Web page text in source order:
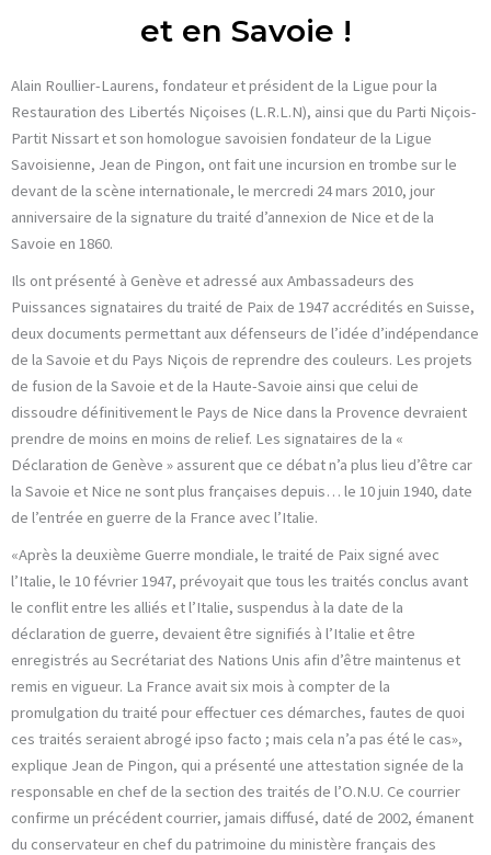
et en Savoie !
Alain Roullier-Laurens, fondateur et président de la Ligue pour la
Restauration des Libertés Niçoises (L.R.L.N), ainsi que du Parti Niçois-
Partit Nissart et son homologue savoisien fondateur de la Ligue
Savoisienne, Jean de Pingon, ont fait une incursion en trombe sur le
devant de la scène internationale, le mercredi 24 mars 2010, jour
anniversaire de la signature du traité d’annexion de Nice et de la
Savoie en 1860.
Ils ont présenté à Genève et adressé aux Ambassadeurs des
Puissances signataires du traité de Paix de 1947 accrédités en Suisse,
deux documents permettant aux défenseurs de l’idée d’indépendance
de la Savoie et du Pays Niçois de reprendre des couleurs. Les projets
de fusion de la Savoie et de la Haute-Savoie ainsi que celui de
dissoudre définitivement le Pays de Nice dans la Provence devraient
prendre de moins en moins de relief. Les signataires de la «
Déclaration de Genève » assurent que ce débat n’a plus lieu d’être car
la Savoie et Nice ne sont plus françaises depuis… le 10 juin 1940, date
de l’entrée en guerre de la France avec l’Italie.
«Après la deuxième Guerre mondiale, le traité de Paix signé avec
l’Italie, le 10 février 1947, prévoyait que tous les traités conclus avant
le conflit entre les alliés et l’Italie, suspendus à la date de la
déclaration de guerre, devaient être signifiés à l’Italie et être
enregistrés au Secrétariat des Nations Unis afin d’être maintenus et
remis en vigueur. La France avait six mois à compter de la
promulgation du traité pour effectuer ces démarches, fautes de quoi
ces traités seraient abrogé ipso facto ; mais cela n’a pas été le cas»,
explique Jean de Pingon, qui a présenté une attestation signée de la
responsable en chef de la section des traités de l’O.N.U. Ce courrier
confirme un précédent courrier, jamais diffusé, daté de 2002, émanent
du conservateur en chef du patrimoine du ministère français des